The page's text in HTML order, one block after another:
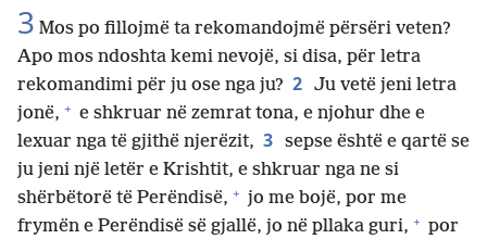
3 Mos po fillojmë ta rekomandojmë përsëri veten?
Apo mos ndoshta kemi nevojë, si disa, për letra
rekomandimi për ju ose nga ju? 2 Ju vetë jeni letra
jonë, + e shkruar në zemrat tona, e njohur dhe e
lexuar nga të gjithë njerëzit, 3 sepse është e qartë se
ju jeni një letër e Krishtit, e shkruar nga ne si
shërbëtorë të Perëndisë, + jo me bojë, por me
frymën e Perëndisë së gjallë, jo në pllaka guri, + por